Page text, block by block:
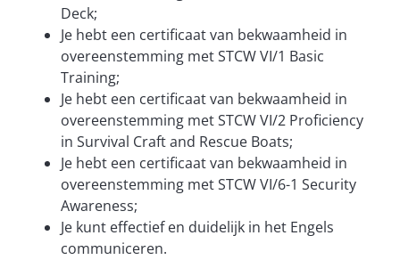
Deck;
Je hebt een certificaat van bekwaamheid in
overeenstemming met STCW VI/1 Basic
Training;
Je hebt een certificaat van bekwaamheid in
overeenstemming met STCW VI/2 Proficiency
in Survival Craft and Rescue Boats;
Je hebt een certificaat van bekwaamheid in
overeenstemming met STCW VI/6-1 Security
Awareness;
Je kunt effectief en duidelijk in het Engels
communiceren.